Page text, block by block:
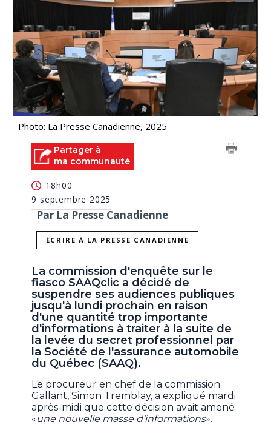
Photo: La Presse Canadienne, 2025
Partager à
ma communauté
18h00
9 septembre 2025
Par La Presse Canadienne
ÉCRIRE À LA PRESSE CANADIENNE
La commission d'enquête sur le
fiasco SAAQclic a décidé de
suspendre ses audiences publiques
jusqu'à lundi prochain en raison
d'une quantité trop importante
d'informations à traiter à la suite de
la levée du secret professionnel par
la Société de l'assurance automobile
du Québec (SAAQ).
Le procureur en chef de la commission
Gallant, Simon Tremblay, a expliqué mardi
après-midi que cette décision avait amené
«une nouvelle masse d'informations».